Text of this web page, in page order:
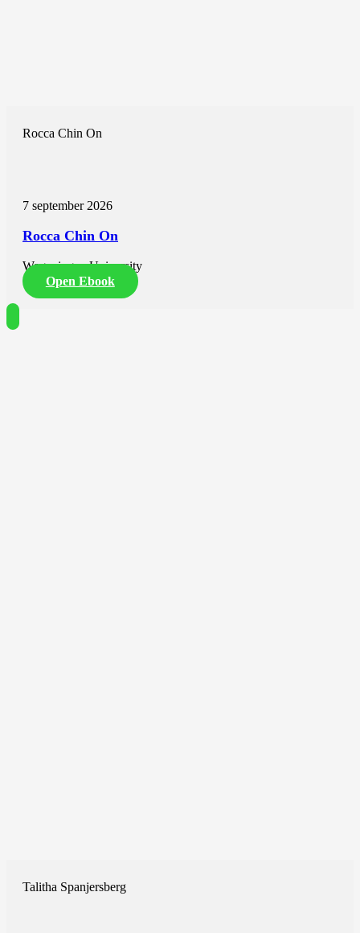
Rocca Chin On
7 september 2026
Rocca Chin On
Wageningen University
Open Ebook
Talitha Spanjersberg